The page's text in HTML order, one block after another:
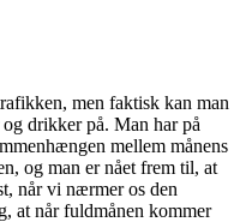
men faktisk kan man
drikker på. Man har på
mellem månens
og man er nået frem til, at
når vi nærmer os den
at når fuldmånen kommer